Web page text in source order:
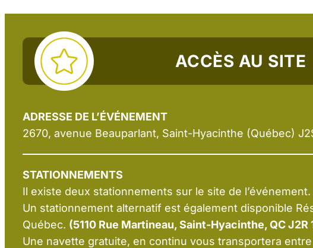
ACCÈS AU SITE
ADRESSE DE L’ÉVÉNEMENT
2670, avenue Beauparlant, Saint-Hyacinthe (Québec)
STATIONNEMENTS
Il existe deux stationnements sur le site de l’événement.
Un stationnement alternatif est également disponible
Québec. (5110 Rue Martineau, Saint-Hyacinthe, QC J2R
Une navette gratuite, en continu vous transportera